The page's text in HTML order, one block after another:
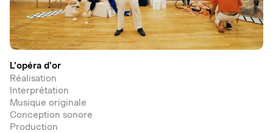
L'opéra d'or
Réalisation
Interprétation
Musique originale
Conception sonore
Production